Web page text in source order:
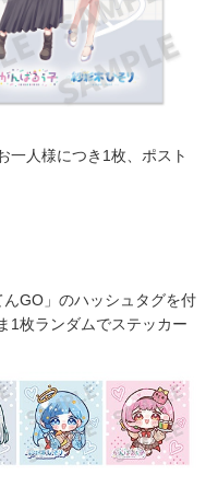
一人様につき1枚、ポスト
GO」のハッシュタグを付
1枚ランダムでステッカー